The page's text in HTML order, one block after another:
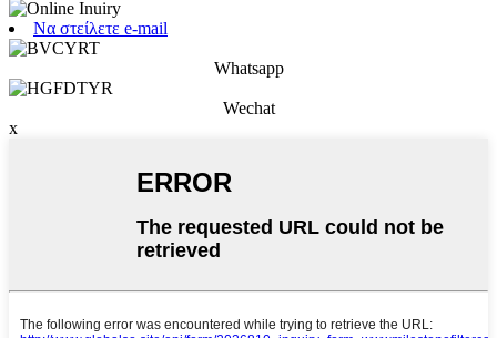
Να στείλετε e-mail
Whatsapp
Wechat
x